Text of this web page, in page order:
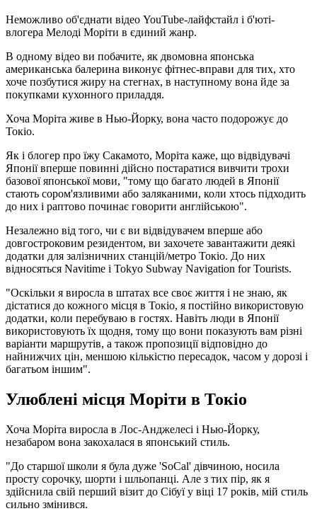
Неможливо об'єднати відео YouTube-лайфстайл і б'юті-
влогера Мелоді Моріти в єдиний жанр.
В одному відео ви побачите, як двомовна японська
американська балерина виконує фітнес-вправи для тих, хто
хоче позбутися жиру на стегнах, в наступному вона йде за
покупками кухонного приладдя.
Хоча Моріта живе в Нью-Йорку, вона часто подорожує до
Токіо.
Як і блогер про їжу Сакамото, Моріта каже, що відвідувачі
Японії вперше повинні дійсно постаратися вивчити трохи
базової японської мови, "тому що багато людей в Японії
стають сором'язливими або заляканими, коли хтось підходить
до них і раптово починає говорити англійською".
Незалежно від того, чи є ви відвідувачем вперше або
довгостроковим резидентом, ви захочете завантажити деякі
додатки для залізничних станцій/метро Токіо. До них
відносяться Navitime і Tokyo Subway Navigation for Tourists.
"Оскільки я виросла в штатах все своє життя і не знаю, як
дістатися до кожного місця в Токіо, я постійно використовую
додатки, коли перебуваю в гостях. Навіть люди в Японії
використовують їх щодня, тому що вони показують вам різні
варіанти маршрутів, а також пропозиції відповідно до
найнижчих цін, меншою кількістю пересадок, часом у дорозі і
багатьом іншим".
Улюблені місця Моріти в Токіо
Хоча Моріта виросла в Лос-Анджелесі і Нью-Йорку,
незабаром вона закохалася в японський стиль.
"До старшої школи я була дуже 'SoCal' дівчиною, носила
просту сорочку, шорти і шльопанці. Але з тих пір, як я
здійснила свій перший візит до Сібуї у віці 17 років, мій стиль
сильно змінився.